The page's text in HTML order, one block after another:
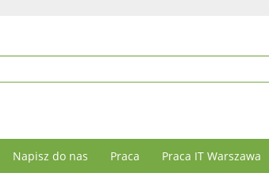
Napisz do nas Praca Praca IT Warszawa